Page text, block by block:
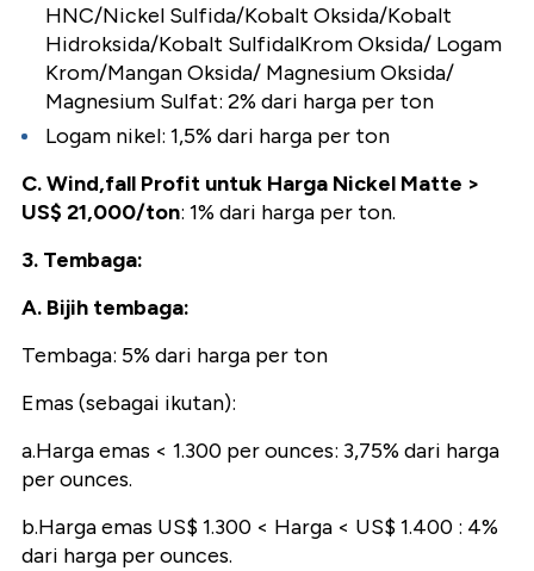
HNC/Nickel Sulfida/Kobalt Oksida/Kobalt
Hidroksida/Kobalt SulfidalKrom Oksida/ Logam
Krom/Mangan Oksida/ Magnesium Oksida/
Magnesium Sulfat: 2% dari harga per ton
Logam nikel: 1,5% dari harga per ton
C. Wind,fall Profit untuk Harga Nickel Matte >
US$ 21,000/ton: 1% dari harga per ton.
3. Tembaga:
A. Bijih tembaga:
Tembaga: 5% dari harga per ton
Emas (sebagai ikutan):
a.Harga emas < 1.300 per ounces: 3,75% dari harga
per ounces.
b.Harga emas US$ 1.300 < Harga < US$ 1.400 : 4%
dari harga per ounces.